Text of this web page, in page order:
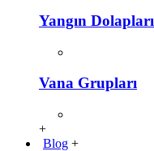
Yangın Dolapları
Vana Grupları
+
Blog +